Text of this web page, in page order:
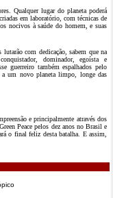
Qualquer lugar do planeta poderá
em laboratório, com técnicas de
nocivos à saúde do homem, e suas
com dedicação, sabem que na
dominador, egoísta e
guerreiro também espalhados pelo
a um novo planeta limpo, longe das
e principalmente através dos
Peace pelos dez anos no Brasil e
o final feliz desta batalha. E assim,